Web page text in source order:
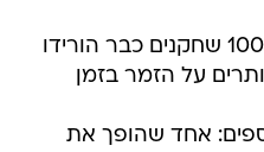
נכון לכתיבת שורות אלו, כ-100 שחקנים כבר הורידו
על הזמר בזמן
אחד שהופך את